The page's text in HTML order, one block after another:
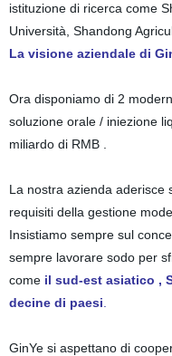
istituzione di ricerca come
Università, Shandong
La visione aziendale di
Ora disponiamo di 2
soluzione orale / iniezione
miliardo di RMB .
La nostra azienda aderisce
requisiti della gestione
Insistiamo sempre sul
sempre lavorare sodo per
comeil sud-est asiatico ,
decine di paesi
GinYe si aspettano di